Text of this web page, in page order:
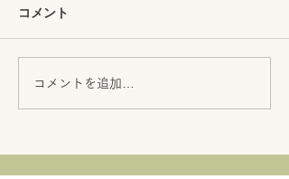
伊豆産甘夏果汁10％使用
の炭酸飲料『甘夏ジンジ
コメント
コメントを追加…